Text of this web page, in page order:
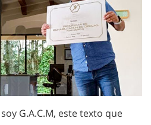
G.A.C.M, este texto que